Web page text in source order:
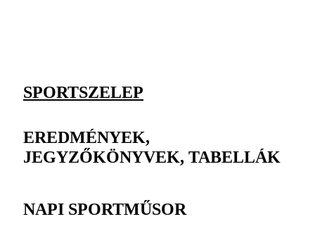
SPORTSZELEP
EREDMÉNYEK,
JEGYZŐKÖNYVEK, TABELLÁK
NAPI SPORTMŰSOR